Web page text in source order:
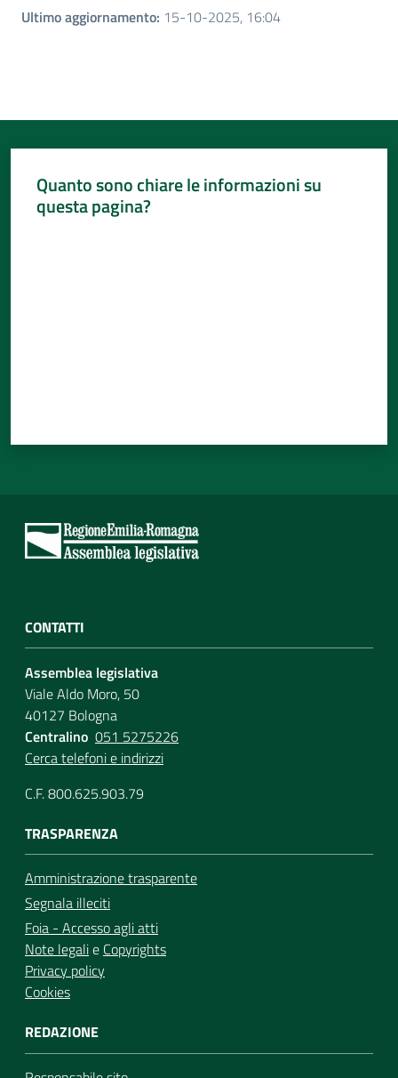
Ultimo aggiornamento: 15-10-2025, 16:04
Quanto sono chiare le informazioni su
questa pagina?
CONTATTI
Assemblea legislativa
Viale Aldo Moro, 50
40127 Bologna
Centralino 051 5275226
Cerca telefoni e indirizzi
C.F. 800.625.903.79
TRASPARENZA
Amministrazione trasparente
Segnala illeciti
Foia - Accesso agli atti
Note legalie Copyrights
Privacy policy
Cookies
REDAZIONE